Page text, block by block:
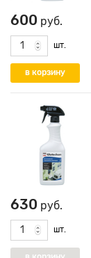
600 руб.
шт.
630 руб.
шт.